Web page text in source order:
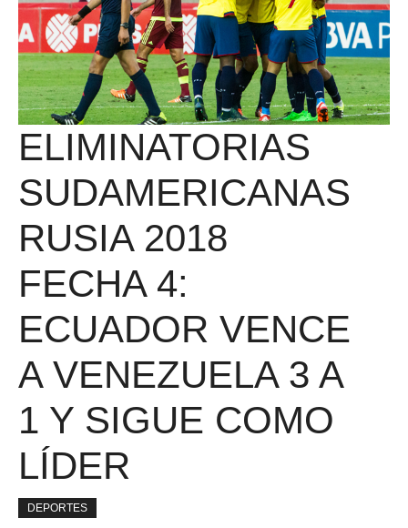
ELIMINATORIAS
SUDAMERICANAS
RUSIA 2018
FECHA 4:
ECUADOR VENCE
A VENEZUELA 3 A
1 Y SIGUE COMO
LÍDER
DEPORTES